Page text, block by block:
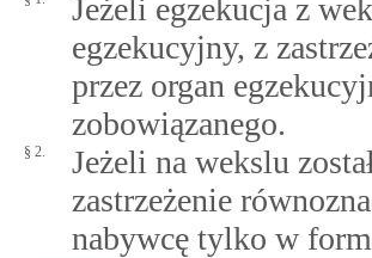
Jeżeli egzekucja z
egzekucyjny, z
przez organ
zobowiązanego.
§ 2.
Jeżeli na wekslu
zastrzeżenie
nabywcę tylko w